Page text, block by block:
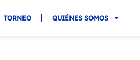
TORNEO QUIÉNES SOMOS